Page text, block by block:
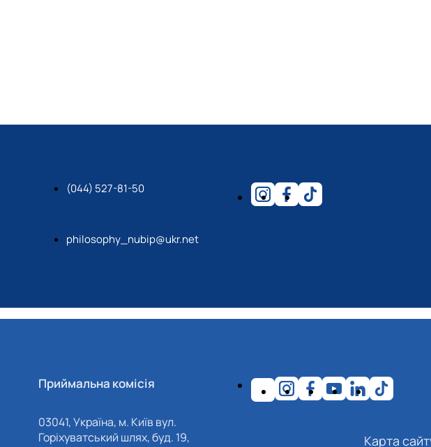
(044) 527-81-50
philosophy_nubip@ukr.net
Приймальна комісія
03041, Україна, м. Київ вул.
Горіхуватський шлях, буд. 19,
Карта